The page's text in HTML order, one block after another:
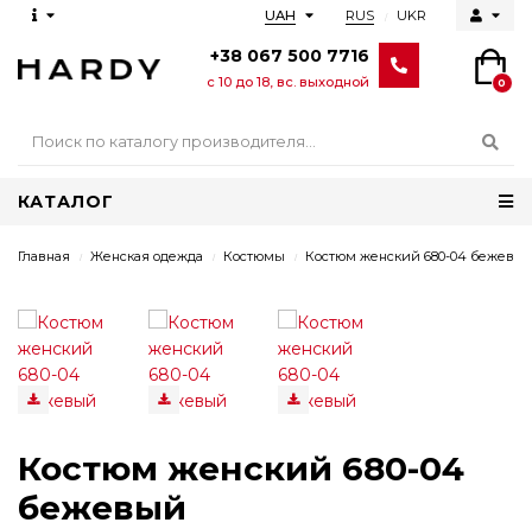
RUS UKR
UAH
+38 067 500 7716
с 10 до 18, вс. выходной 0
КАТАЛОГ
Главная Женская одежда Костюмы Костюм женский 680-04
Костюм женский 680-04
бежевый